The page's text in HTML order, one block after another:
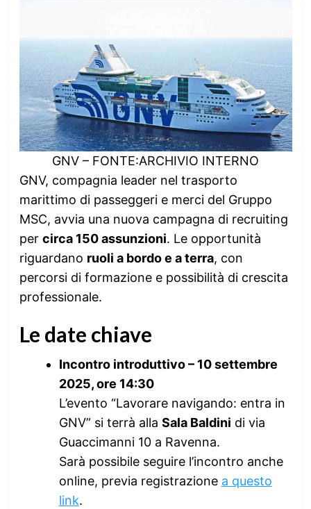
GNV – FONTE:ARCHIVIO INTERNO
GNV, compagnia leader nel trasporto
marittimo di passeggeri e merci del Gruppo
MSC, avvia una nuova campagna di recruiting
per circa 150 assunzioni. Le opportunità
riguardano ruoli a bordo e a terra, con
percorsi di formazione e possibilità di crescita
professionale.
Le date chiave
Incontro introduttivo – 10 settembre
2025, ore 14:30
L’evento “Lavorare navigando: entra in
GNV” si terrà alla Sala Baldini di via
Guaccimanni 10 a Ravenna.
Sarà possibile seguire l’incontro anche
online, previa registrazione a questo
link.